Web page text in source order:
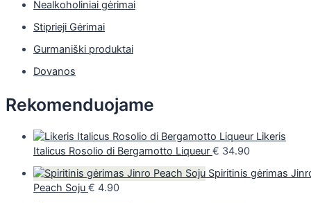
Nealkoholiniai gėrimai
Stiprieji Gėrimai
Gurmaniški produktai
Dovanos
Rekomenduojame
Likeris
Italicus Rosolio di Bergamotto Liqueur € 34.90
Spiritinis gėrimas
Peach Soju € 4.90